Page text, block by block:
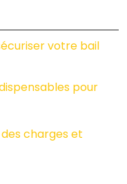
votre bail
pour
charges et